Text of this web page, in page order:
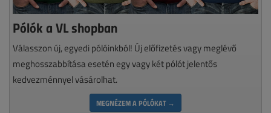
Pólók a VL shopban
Válasszon új, egyedi pólóinkból! Új előfizetés vagy meglévő
meghosszabbítása esetén egy vagy két pólót jelentős
kedvezménnyel vásárolhat.
MEGNÉZEM A PÓLÓKAT →